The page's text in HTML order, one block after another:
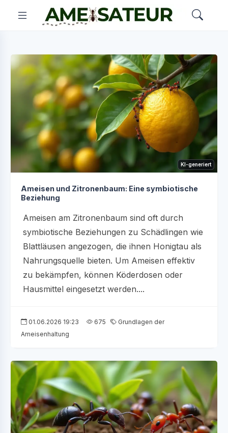
KI-generiert
Ameisen und Zitronenbaum: Eine symbiotische
Beziehung
Ameisen am Zitronenbaum sind oft durch
symbiotische Beziehungen zu Schädlingen wie
Blattläusen angezogen, die ihnen Honigtau als
Nahrungsquelle bieten. Um Ameisen effektiv
zu bekämpfen, können Köderdosen oder
Hausmittel eingesetzt werden....
01.06.2026 19:23 675
Grundlagen der
Ameisenhaltung